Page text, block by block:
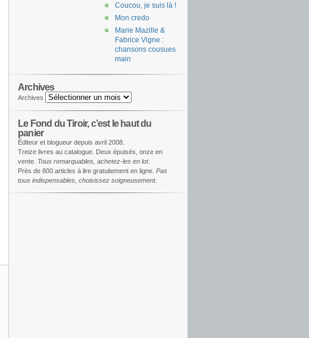
Coucou, je suis là !
Mon credo
Marie Mazille &
Fabrice Vigne :
chansons cousues
main
Archives
Archives
Le Fond du Tiroir, c’est le haut du
panier
Éditeur et blogueur depuis avril 2008.
Treize livres au catalogue. Deux épuisés, onze en
vente. Tous remarquables, achetez-les en lot.
Près de 800 articles à lire gratuitement en ligne. Pas
tous indispensables, choisissez soigneusement.